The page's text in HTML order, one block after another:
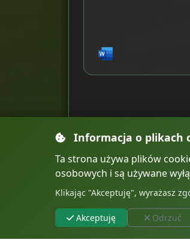
Informacja o plikach
Ta strona używa plików
osobowych i są używane
Klikając "Akceptuję", wyrażasz
Akceptuję Odrzuć